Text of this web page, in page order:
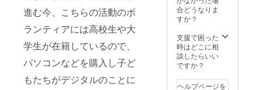
進む今、こちらの活動のボ
ランティアには高校生や大
学生が在籍しているので、
パソコンなどを購入し子ど
もたちがデジタルのことに
合どうなりま
すか？
支援で困った
時はどこに相
談したらいい
ですか？
ヘルプページを